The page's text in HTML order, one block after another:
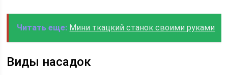
Читать еще: Мини ткацкий станок своими руками
Виды насадок